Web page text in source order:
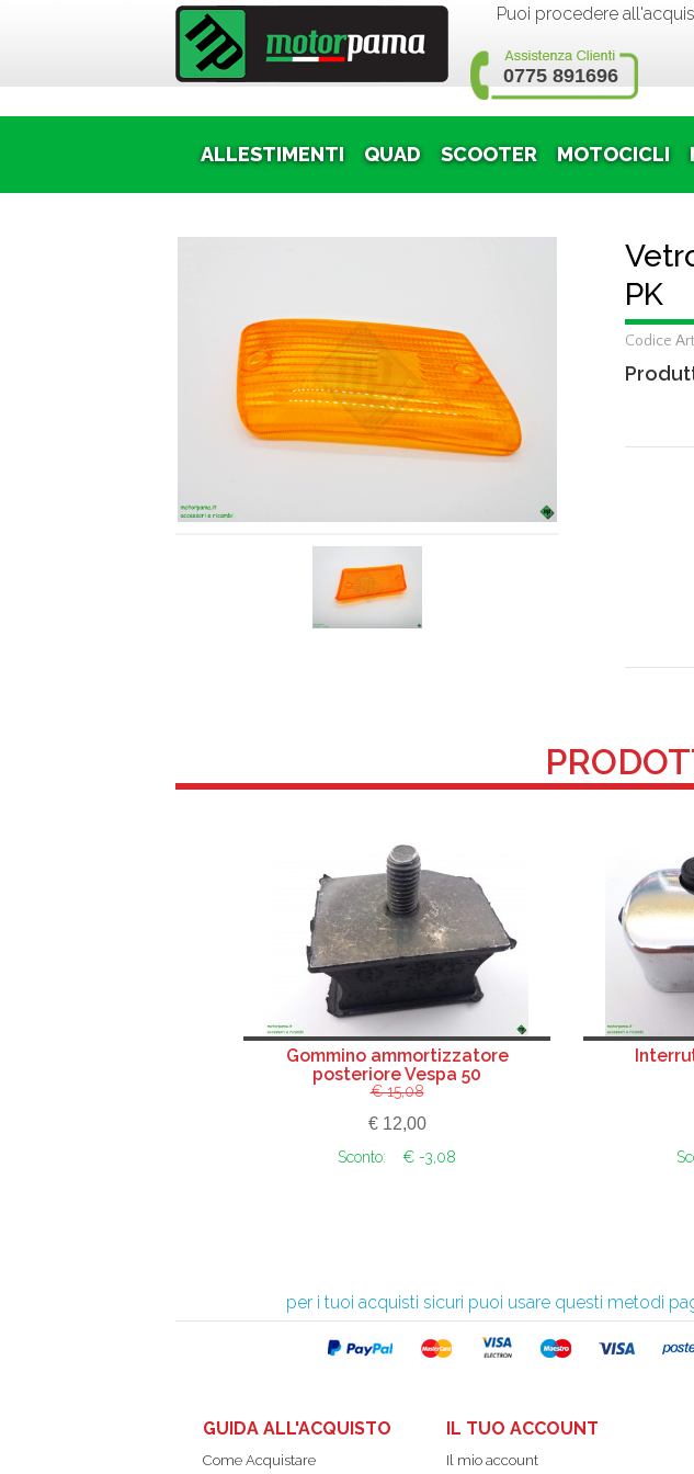
Puoi procedere
0775 891696
ALLESTIMENTI QUAD SCOOTER MOTOCICLI
PK
Codice
Gommino ammortizzatore
posteriore Vespa 50
€ 15,08
€ 12,00
Sconto: € -3,08
per i tuoi acquisti sicuri puoi usare questi metodi
GUIDA ALL'ACQUISTO
Come Acquistare
IL TUO ACCOUNT
Il mio account